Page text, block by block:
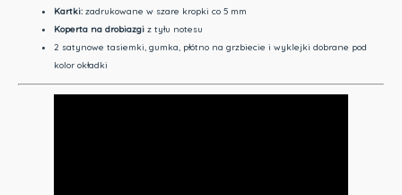
Kartki:zadrukowane w szare kropki co 5 mm
Koperta na drobiazgiz tyłu notesu
2 satynowe tasiemki, gumka, płótno na grzbiecie i wyklejki dobrane pod
kolor okładki